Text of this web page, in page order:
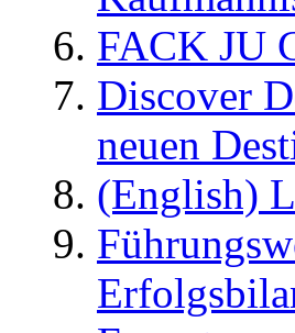
FACK JU
Discover
neuen
(English)